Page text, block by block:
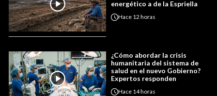
energético a de la Espriella
Hace 12 horas
¿Cómo abordar la crisis
humanitaria del sistema de
salud en el nuevo Gobierno?
Expertos responden
Hace 14 horas